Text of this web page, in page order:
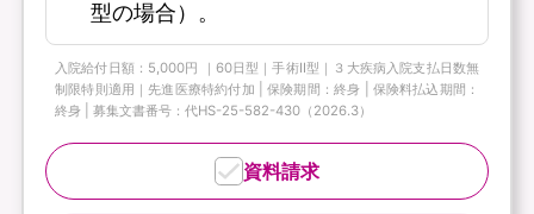
型の場合）。
入院給付日額：5,000円 ｜60日型｜手術Ⅱ型｜３大疾病入院支払日数無
制限特則適用｜先進医療特約付加 | 保険期間：終身 | 保険料払込期間：
終身 | 募集文書番号：代HS-25-582-430（2026.3）
資料請求